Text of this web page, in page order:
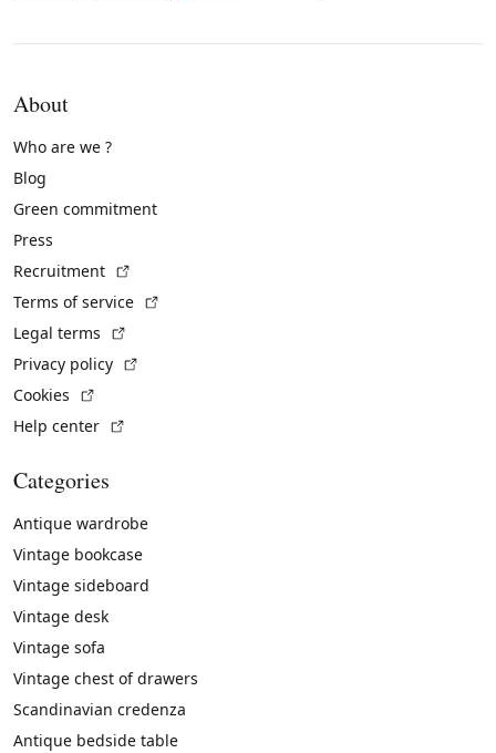
About
Who are we ?
Blog
Green commitment
Press
Recruitment
Terms of service
Legal terms
Privacy policy
Cookies
Help center
Categories
Antique wardrobe
Vintage bookcase
Vintage sideboard
Vintage desk
Vintage sofa
Vintage chest of drawers
Scandinavian credenza
Antique bedside table